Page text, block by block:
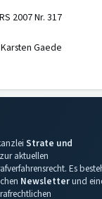
2007 Nr. 317
Karsten Gaede
Strate und
aktuellen
Es
Newsletterund